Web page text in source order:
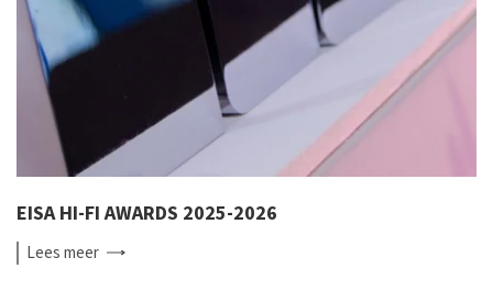
EISA HI-FI AWARDS 2025-2026
Leesmeer